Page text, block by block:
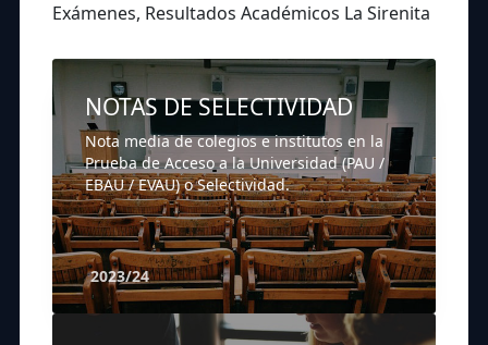
Exámenes, Resultados Académicos La Sirenita
NOTAS DE SELECTIVIDAD
Nota media de colegios e institutos en la
Prueba de Acceso a la Universidad (PAU /
EBAU / EVAU) o Selectividad.
2023/24